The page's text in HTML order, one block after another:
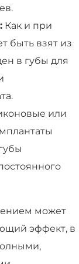
Как и при
быть взят из
в губы для
или
может
эффект, в